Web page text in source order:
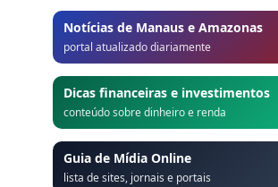
Notícias de Manaus e Amazonas
portal atualizado diariamente
Dicas financeiras e investimentos
conteúdo sobre dinheiro e renda
Guia de Mídia Online
lista de sites, jornais e portais